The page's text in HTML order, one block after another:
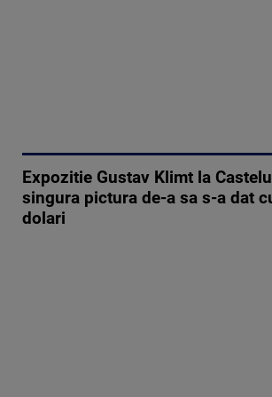
Expozitie Gustav Klimt la
singura pictura de-a sa s-a dat
dolari